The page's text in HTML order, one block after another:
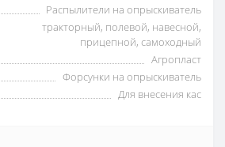
Распылители на опрыскиватель
тракторный, полевой, навесной,
прицепной, самоходный
Агропласт
Форсунки на опрыскиватель
Для внесения кас